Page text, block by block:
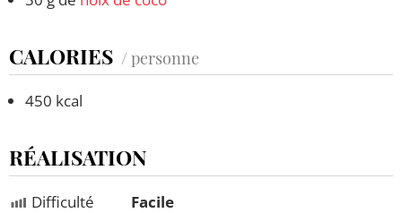
CALORIES / personne
450 kcal
RÉALISATION
Difficulté
Facile